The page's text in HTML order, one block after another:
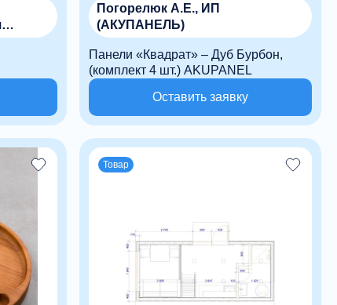
Погорелюк А.Е., ИП
(АКУПАНЕЛЬ)
Панели «Квадрат» – Дуб Бурбон,
(комплект 4 шт.) AKUPANEL
Оставить заявку
Товар